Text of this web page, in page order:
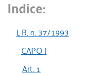
Indice:
L.R. n. 37/1993
CAPO I
Art. 1